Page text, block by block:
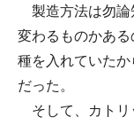
製造方法は勿論
変わるものかあ
種を入れていた
だった。
そして、カトリ